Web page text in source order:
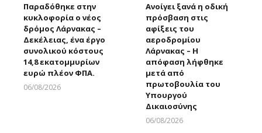
Παραδόθηκε στην
κυκλοφορία ο νέος
δρόμος Λάρνακας –
Δεκέλειας, ένα έργο
συνολικού κόστους
14,8 εκατομμυρίων
ευρώ πλέον ΦΠΑ.
06/08/2026
Ανοίγει ξανά η οδική
πρόσβαση στις
αφίξεις του
αεροδρομίου
Λάρνακας – Η
απόφαση λήφθηκε
μετά από
πρωτοβουλία του
Υπουργού
Δικαιοσύνης
06/08/2026